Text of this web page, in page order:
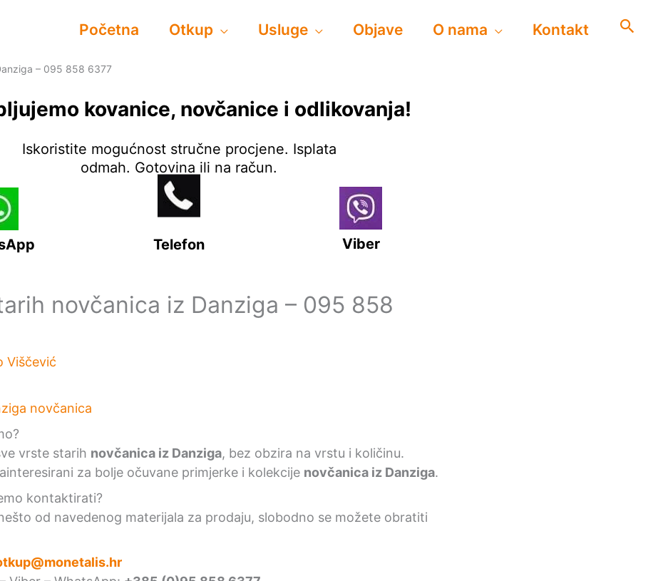
Početna Otkup Usluge Objave O nama Kontakt
– 095 858 6377
kovanice, novčanice i odlikovanja!
Iskoristite mogućnost stručne procjene. Isplata
odmah. Gotovina ili na račun.
Viber
Telefon
novčanica iz Danziga – 095 858
Viščević
vrste starih novčanica iz Danziga, bez obzira na vrstu i količinu.
za bolje očuvane primjerke i kolekcije novčanica iz Danziga.
kontaktirati?
od navedenog materijala za prodaju, slobodno se možete obratiti